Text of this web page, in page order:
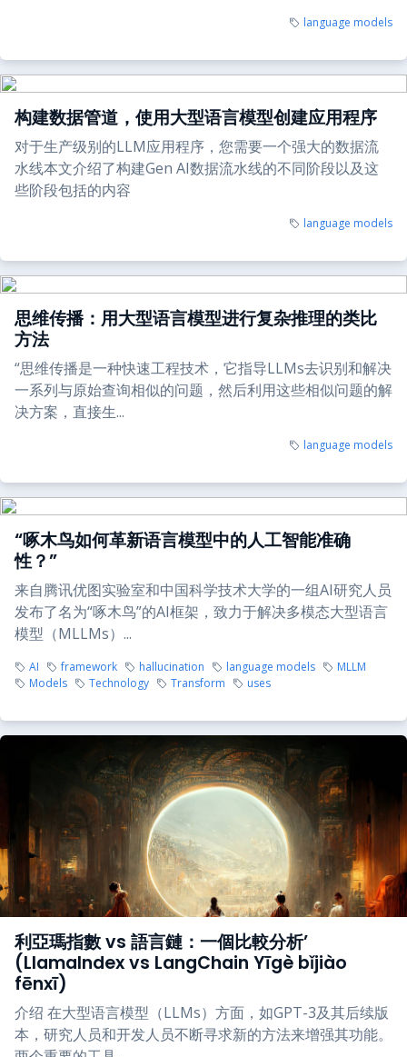
language models
构建数据管道，使用大型语言模型创建应用程序
对于生产级别的LLM应用程序，您需要一个强大的数据流
水线本文介绍了构建Gen AI数据流水线的不同阶段以及这
些阶段包括的内容
language models
思维传播：用大型语言模型进行复杂推理的类比
方法
“思维传播是一种快速工程技术，它指导LLMs去识别和解决
一系列与原始查询相似的问题，然后利用这些相似问题的解
决方案，直接生...
language models
“啄木鸟如何革新语言模型中的人工智能准确
性？”
来自腾讯优图实验室和中国科学技术大学的一组AI研究人员
发布了名为“啄木鸟”的AI框架，致力于解决多模态大型语言
模型（MLLMs）...
AI framework hallucination language models
MLLM
Models
Technology Transform uses
利亞瑪指數 vs 語言鏈：一個比較分析’
(LlamaIndex vs LangChain Yīgè bǐjiào
fēnxī)
介绍 在大型语言模型（LLMs）方面，如GPT-3及其后续版
本，研究人员和开发人员不断寻求新的方法来增强其功能。